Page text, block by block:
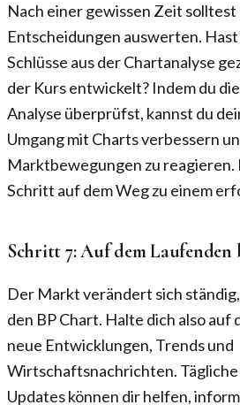
Nach einer gewissen Zeit solltest
Entscheidungen auswerten.
Schlüsse aus der Chartanalyse
der Kurs entwickelt? Indem du
Analyse überprüfst, kannst du
Umgang mit Charts verbessern
Marktbewegungen zu reagieren.
Schritt auf dem Weg zu einem
Schritt 7: Auf dem Laufenden
Der Markt verändert sich
den BP Chart. Halte dich also auf
neue Entwicklungen, Trends und
Wirtschaftsnachrichten.
Updates können dir helfen,